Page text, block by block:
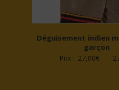
Déguisement indien
garçon
Prix : 27,00€ –